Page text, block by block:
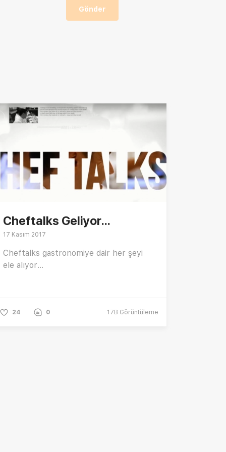
Gönder
Cheftalks Geliyor...
17 Kasım 2017
Cheftalks gastronomiye dair her şeyi
ele alıyor...
24 0 17B Görüntüleme